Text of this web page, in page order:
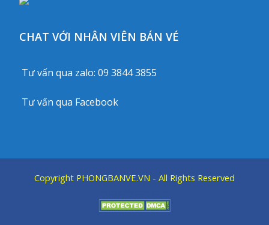
CHAT VỚI NHÂN VIÊN BÁN VÉ
Tư vấn qua zalo:09 3844 3855
Tư vấn qua Facebook
Copyright PHONGBANVE.VN - All Rights Reserved